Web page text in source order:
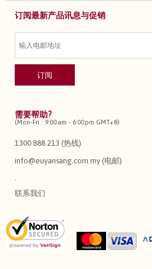
订阅最新产品讯息与促销
需要帮助?
(Mon-Fri : 9:00am - 6:00pm GMT+8)
1300 888 213 (热线)
info@euyansang.com.my (电邮)
联系我们